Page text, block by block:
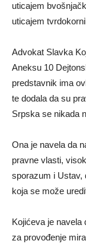
uticajem
uticajem
Advokat Slavka
Aneksu 10
predstavnik ima
te dodala da su
Srpska se nikada
Ona je navela da
pravne vlasti,
sporazum i Ustav,
koja se može
Kojićeva je navela
za provođenje